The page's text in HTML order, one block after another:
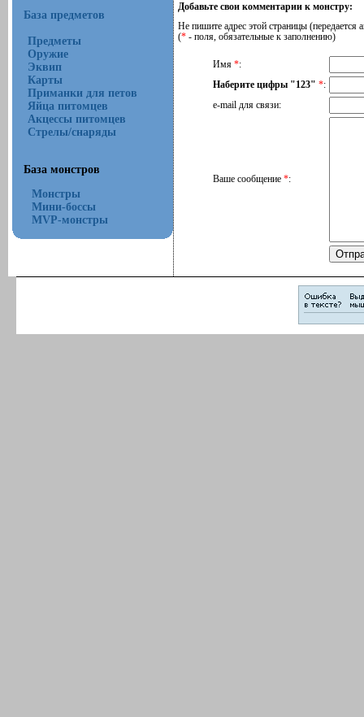
База предметов
Предметы
Оружие
Эквип
Карты
Приманки для петов
Яйца питомцев
Акцессы питомцев
Стрелы/снаряды
База монстров
Монстры
Мини-боссы
MVP-монстры
Добавьте свои комментарии к монстру:
Не пишите адрес этой страницы
(* - поля, обязательные к заполнению)
Имя*:
Наберите цифры "123" *:
e-mail для связи:
Ваше сообщение*: